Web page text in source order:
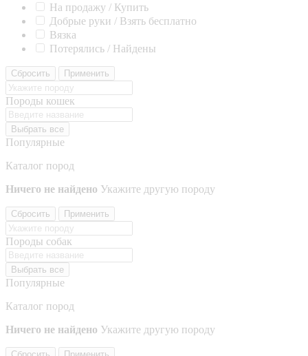
На продажу / Купить
Добрые руки / Взять бесплатно
Вязка
Потерялись / Найдены
Сбросить Применить
Породы кошек
Выбрать все
Популярные
Каталог пород
Ничего не найдено Укажите другую породу
Сбросить Применить
Породы собак
Выбрать все
Популярные
Каталог пород
Ничего не найдено Укажите другую породу